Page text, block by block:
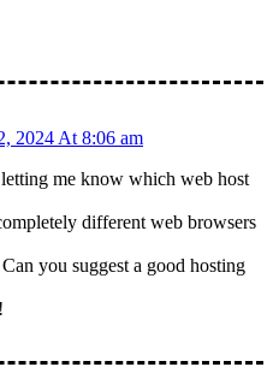
2024 At 8:06 am
me know which web host
different web browsers
you suggest a good hosting